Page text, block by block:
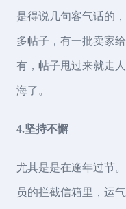
是得说几句客气话的
多帖子，有一批卖家
有，帖子甩过来就走
海了。
4.坚持不懈
尤其是是在逢年过节
员的拦截信箱里，运